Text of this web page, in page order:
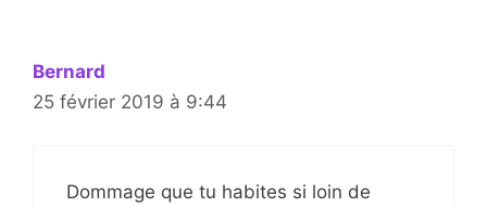
Bernard
25 février 2019 à 9:44
Dommage que tu habites si loin de